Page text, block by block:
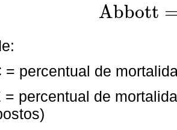
Abbott
Abb ott=100×(%E -%
= percentual de
= percentual de